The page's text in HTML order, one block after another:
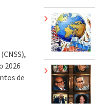
2026
de